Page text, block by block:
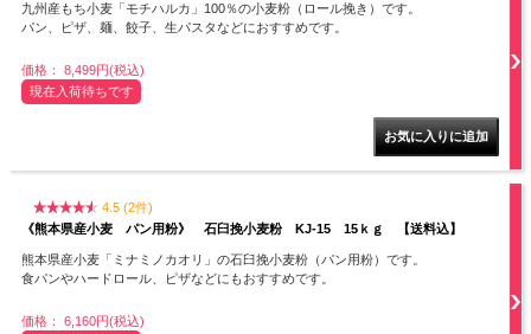
九州産もち小麦「モチハルカ」100％の小麦粉（ロール挽き）です。
パン、ピザ、麺、餃子、生パスタなどにおすすめです。
価格： 8,499円(税込)
現在入荷待ちです
4.5 (2件)
《熊本県産小麦 パン用粉》 石臼挽小麦粉 KJ-15 15ｋｇ 【送料込】
熊本県産小麦「ミナミノカオリ」の石臼挽小麦粉（パン用粉）です。
食パンやハードロール、ピザなどにもおすすめです。
価格： 6,160円(税込)